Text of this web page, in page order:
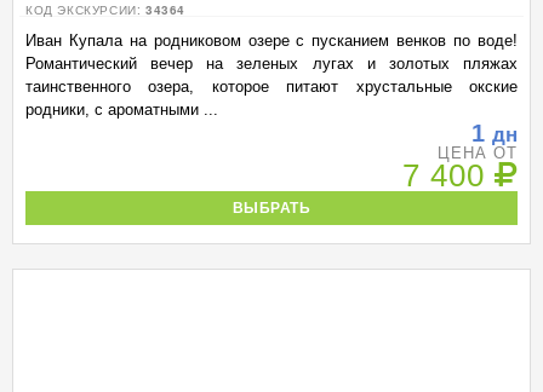
КОД ЭКСКУРСИИ: 34364
Иван Купала на родниковом озере с пусканием венков по воде!
Романтический вечер на зеленых лугах и золотых пляжах
таинственного озера, которое питают хрустальные окские
родники, с ароматными ...
1 дн
ЦЕНА ОТ
7 400
ВЫБРАТЬ